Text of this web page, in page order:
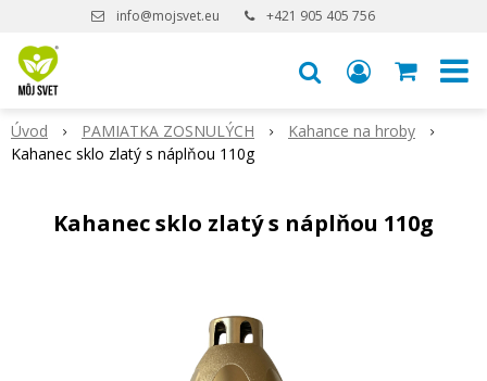
info@mojsvet.eu +421 905 405 756
Úvod PAMIATKA ZOSNULÝCH
Kahance na hroby
Kahanec sklo zlatý s náplňou 110g
Kahanec sklo zlatý s náplňou 110g